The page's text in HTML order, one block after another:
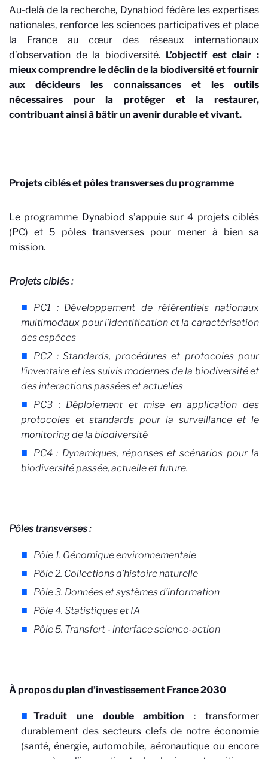
Au-delà de la recherche, Dynabiod fédère les expertises
nationales, renforce les sciences participatives et place
la France au cœur des réseaux internationaux
d’observation de la biodiversité. L’objectif est clair :
mieux comprendre le déclin de la biodiversité et fournir
aux décideurs les connaissances et les outils
nécessaires pour la protéger et la restaurer,
contribuant ainsi à bâtir un avenir durable et vivant.
Projets ciblés et pôles transverses du programme
Le programme Dynabiod s’appuie sur 4 projets ciblés
(PC) et 5 pôles transverses pour mener à bien sa
mission.
Projets ciblés :
PC1 : Développement de référentiels nationaux
multimodaux pour l’identification et la caractérisation
des espèces
PC2 : Standards, procédures et protocoles pour
l’inventaire et les suivis modernes de la biodiversité et
des interactions passées et actuelles
PC3 : Déploiement et mise en application des
protocoles et standards pour la surveillance et le
monitoring de la biodiversité
PC4 : Dynamiques, réponses et scénarios pour la
biodiversité passée, actuelle et future.
Pôles transverses :
Pôle 1. Génomique environnementale
Pôle 2. Collections d’histoire naturelle
Pôle 3. Données et systèmes d’information
Pôle 4. Statistiques et IA
Pôle 5. Transfert - interface science-action
À propos du plan d’investissement France 2030
Traduit une double ambition : transformer
durablement des secteurs clefs de notre économie
(santé, énergie, automobile, aéronautique ou encore